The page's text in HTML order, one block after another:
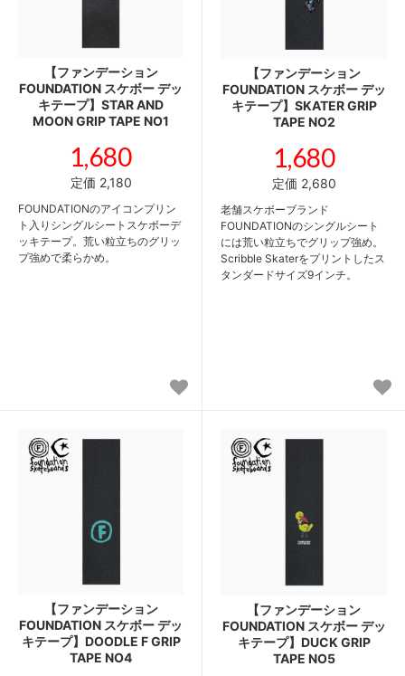
【ファンデーション
FOUNDATION スケボー デッ
キテープ】STAR AND
MOON GRIP TAPE NO1
1,680
定価 2,180
FOUNDATIONのアイコンプリン
ト入りシングルシートスケボーデ
ッキテープ。荒い粒立ちのグリッ
プ強めで柔らかめ。
【ファンデーション
FOUNDATION スケボー デッ
キテープ】SKATER GRIP
TAPE NO2
1,680
定価 2,680
老舗スケボーブランド
FOUNDATIONのシングルシート
には荒い粒立ちでグリップ強め。
Scribble Skaterをプリントしたス
タンダードサイズ9インチ。
【ファンデーション
FOUNDATION スケボー デッ
キテープ】DOODLE F GRIP
TAPE NO4
【ファンデーション
FOUNDATION スケボー デッ
キテープ】DUCK GRIP
TAPE NO5